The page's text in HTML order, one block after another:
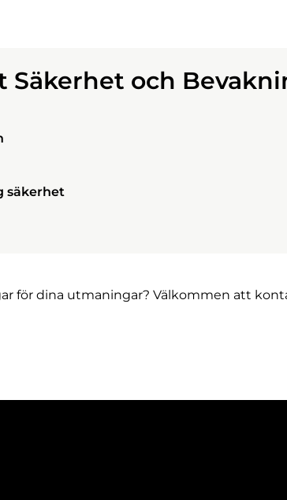
Säkerhet och
säkerhet
för dina utmaningar? Välkommen att